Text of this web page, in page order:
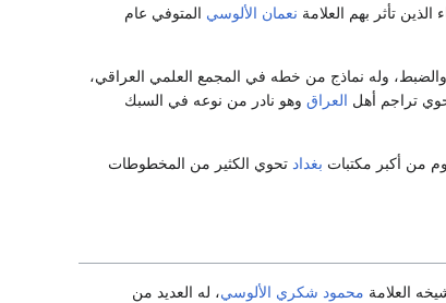
تأثر بهم العلامة نعمان الألوسي المتوفي عام
والضبط، وله نماذج من خطه في المجمع العلمي العراقي،
تراجم أهل العراق وهو نادر من نوعه في السبك
من أكبر مكتبات بغداد تحوي الكثير من المخطوطات
العلامة محمود شكري الألوسي، له العديد من